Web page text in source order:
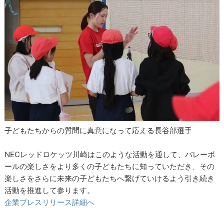
子どもたちからの質問に真意になって応える長谷部選手
NECレッドロケッツ川崎はこのような活動を通して、バレーボ
ールの楽しさをより多くの子どもたちに知っていただき、その
楽しさをさらに未来の子どもたちへ繋げていけるよう引き続き
活動を推進して参ります。
企業プレスリリース詳細へ